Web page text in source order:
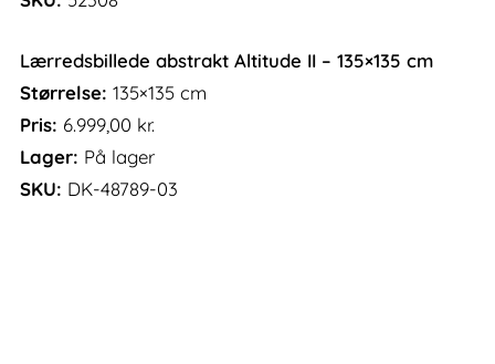
Lærredsbillede abstrakt Altitude II – 135×135 cm
Størrelse: 135×135 cm
Pris: 6.999,00 kr.
Lager: På lager
SKU: DK-48789-03